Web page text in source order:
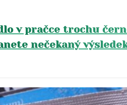
v pračce trochu
nečekaný